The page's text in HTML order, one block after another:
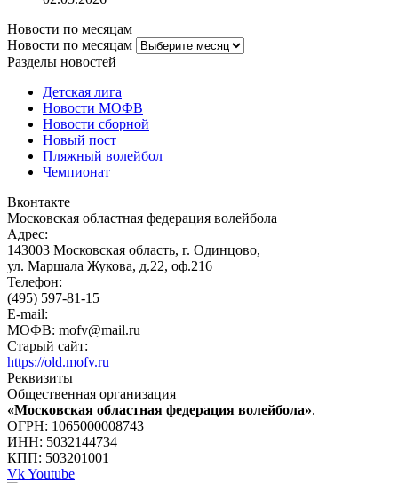
Новости по месяцам
Новости по месяцам
Разделы новостей
Детская лига
Новости МОФВ
Новости сборной
Новый пост
Пляжный волейбол
Чемпионат
Вконтакте
Московская областная федерация волейбола
Адрес:
143003 Московская область, г. Одинцово,
ул. Маршала Жукова, д.22, оф.216
Телефон:
(495) 597-81-15
E-mail:
МОФВ: mofv@mail.ru
Старый сайт:
https://old.mofv.ru
Реквизиты
Общественная организация
«Московская областная федерация волейбола».
ОГРН: 1065000008743
ИНН: 5032144734
КПП: 503201001
VkYoutube